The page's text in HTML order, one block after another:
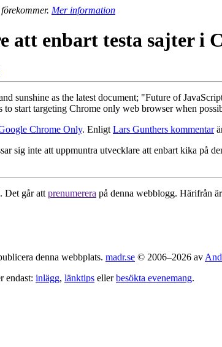
Mer information
att enbart testa sajter i
sunshine as the latest document; "Future of
start targeting Chrome only web browser when
Chrome Only. Enligt Lars Gunthers kommentar
sig inte att uppmuntra utvecklare att enbart kika på
Det går att prenumerera på denna webblogg. Härifrån
denna webbplats. madr.se © 2006–2026 av
endast: inlägg, länktips ellerbesökta evenemang.